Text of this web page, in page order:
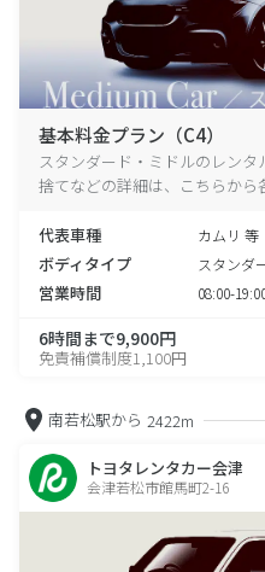
基本料金プラン（C4）
スタンダード・ミドルのレン
捨てなどの詳細は、こちらから
代表車種 カムリ 等
ボディタイプ スタンダ
営業時間 08:00-
6時間まで9,900円
免責補償制度1,100円
南若松駅から 2422m
トヨタレンタカー会津
会津若松市館馬町2-16